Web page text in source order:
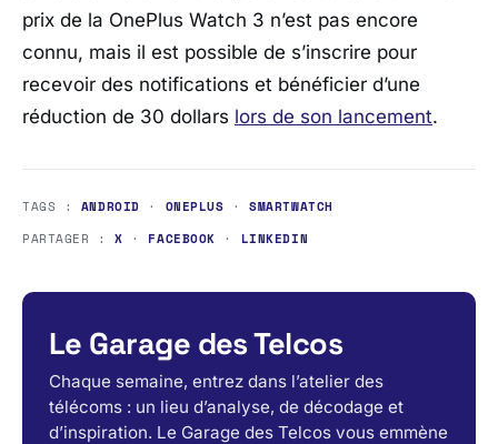
prix de la OnePlus Watch 3 n’est pas encore
connu, mais il est possible de s’inscrire pour
recevoir des notifications et bénéficier d’une
réduction de 30 dollars lors de son lancement.
TAGS : ANDROID · ONEPLUS ·SMARTWATCH
PARTAGER :X · FACEBOOK · LINKEDIN
Le Garage des Telcos
Chaque semaine, entrez dans l’atelier des
télécoms : un lieu d’analyse, de décodage et
d’inspiration. Le Garage des Telcos vous emmène